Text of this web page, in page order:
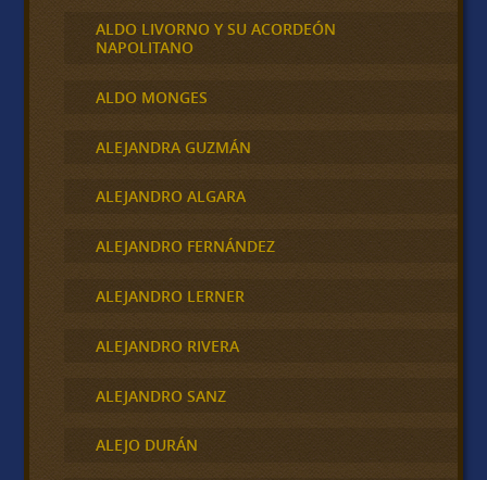
ALDO LIVORNO Y SU ACORDEÓN
NAPOLITANO
ALDO MONGES
ALEJANDRA GUZMÁN
ALEJANDRO ALGARA
ALEJANDRO FERNÁNDEZ
ALEJANDRO LERNER
ALEJANDRO RIVERA
ALEJANDRO SANZ
ALEJO DURÁN